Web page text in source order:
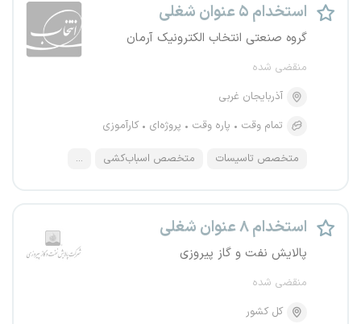
استخدام ۵ عنوان شغلی
گروه صنعتی انتخاب الکترونیک آرمان
منقضی شده
آذربایجان غربی
تمام وقت
پاره وقت پروژه‌ای کارآموزی
متخصص تاسیسات متخصص اسباب‌کشی ...
استخدام ۸ عنوان شغلی
پالایش نفت و گاز پیروزی
منقضی شده
کل کشور